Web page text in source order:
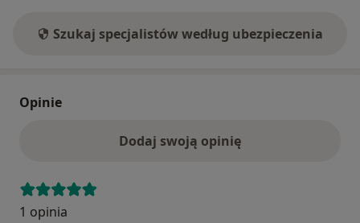
Szukaj specjalistów według ubezpieczenia
Opinie
Dodaj swoją opinię
1 opinia